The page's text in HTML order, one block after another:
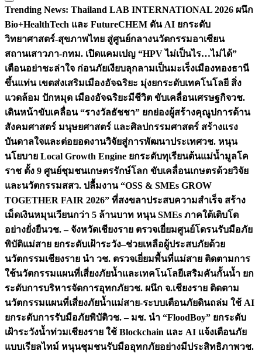
Trending News: Thailand LAB INTERNATIONAL 2026 ผนึก
Bio+HealthTech และ FutureCHEM ดัน AI ยกระดับ
วิทยาศาสตร์-สุขภาพไทย สู่ศูนย์กลางนวัตกรรมอาเซียน
สถานเสาวภา-กทม. เปิดแคมเปญ “HPV ไม่เป็นไร…ไม่ได้”
เตือนอย่าชะล่าใจ ก่อนภัยเงียบลุกลามเป็นมะเร็งเมืองทองธานี
ขึ้นแท่น เขตส่งเสริมเมืองอัจฉริยะ มุ่งยกระดับเทคโนโลยี สิ่ง
แวดล้อม ปักหมุด เมืองอัจฉริยะมีชีวิต ขับเคลื่อนเศรษฐกิจวช.
เดินหน้าขับเคลื่อน “รางวัลธัชชา” ยกย่องผู้สร้างคุณูปการด้าน
สังคมศาสตร์ มนุษยศาสตร์ และศิลปกรรมศาสตร์ สร้างแรง
บันดาลใจและต่อยอดงานวิจัยสู่การพัฒนาประเทศวช. หนุน
นโยบาย Local Growth Engine ยกระดับทุเรียนต้นแม่น้ำมูลโค
ราช ตั้ง 9 ศูนย์ชุมชนเกษตรรักษ์โลก ขับเคลื่อนเกษตรด้วยวิจัย
และนวัตกรรมสสว. ปลื้มงาน “OSS & SMEs GROW
TOGETHER FAIR 2026” ที่สงขลาประสบความสำเร็จ สร้าง
เม็ดเงินหมุนเวียนกว่า 5 ล้านบาท หนุน SMEs ภาคใต้เติบโต
อย่างยั่งยืนวช. – จังหวัดเชียงราย ตรวจเยี่ยมศูนย์โดรนรับมือภัย
พิบัติแม่สาย ยกระดับเฝ้าระวัง–ช่วยเหลือผู้ประสบภัยด้วย
นวัตกรรมเชียงราย นำ วช. ตรวจเยี่ยมพื้นที่แม่สาย ติดตามการ
ใช้นวัตกรรมแผนที่เสี่ยงภัยน้ำและเทคโนโลยีเสริมคันกั้นน้ำ ยก
ระดับการบริหารจัดการอุทกภัยวช. ผนึก จ.เชียงราย ติดตาม
นวัตกรรมแผนที่เสี่ยงภัยน้ำแม่สาย-ระบบเตือนภัยดินถล่ม ใช้ AI
ยกระดับการรับมือภัยพิบัติวช. – มช. นำ “FloodBoy” ยกระดับ
เฝ้าระวังน้ำท่วมเชียงราย ใช้ Blockchain และ AI แจ้งเตือนภัย
แบบเรียลไทม์ หนุนชุมชนรับมืออุทกภัยอย่างมีประสิทธิภาพวช.